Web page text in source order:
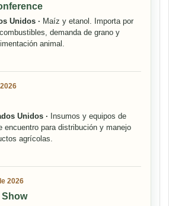
Unidos · Maíz y etanol. Importa por
demanda de grano y
animal.
Unidos · Insumos y equipos de
encuentro para distribución y manejo
agrícolas.
2026
Show